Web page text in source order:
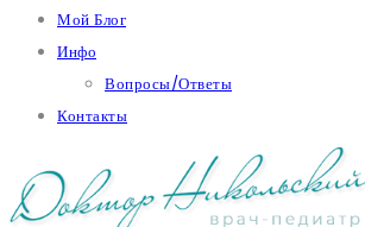
Мой Блог
Инфо
Вопросы/Ответы
Контакты